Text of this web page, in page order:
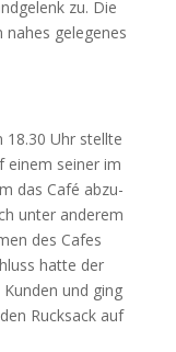
zu. Die
gele­ge­nes
Uhr stell­te
einem sei­ner im
das Café abzu­
unter ande­rem
des Cafes
hat­te der
und ging
Ruck­sack auf